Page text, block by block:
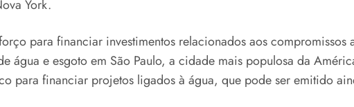
York.
para financiar investimentos relacionados aos
água e esgoto em São Paulo, a cidade mais populosa da
para financiar projetos ligados à água, que pode ser emitido